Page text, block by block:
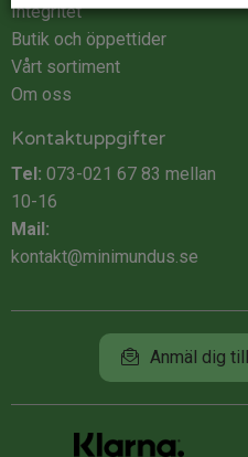
Integritet
Butik och öppettider
Vårt sortiment
Om oss
Kontaktuppgifter
Tel: 073-021 67 83 mellan
10-16
Mail:
kontakt@minimundus.se
Anmäl dig